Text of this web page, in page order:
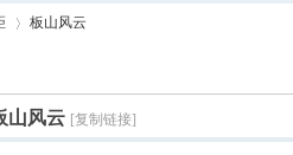
›
板山风云
山风云 [复制链接]